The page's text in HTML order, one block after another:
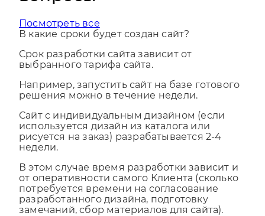
вопросы
Посмотреть все
Срок разработки сайта зависит от
Например, запустить сайт на базе готового
Сайт с индивидуальным дизайном (если
используется дизайн из каталога или
рисуется на заказ) разрабатывается 2-4
В этом случае время разработки зависит и
от оперативности самого Клиента (сколько
потребуется времени на согласование
разработанного дизайна, подготовку